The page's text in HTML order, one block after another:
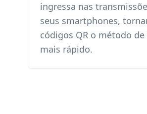
ingressa nas
seus smartphones,
códigos QR o método de
mais rápido.